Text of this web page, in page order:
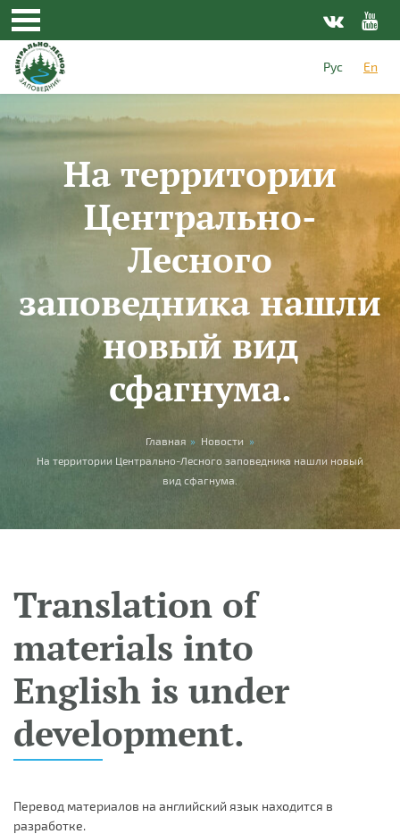
Skip to main content
Рус
En
На территории
Центрально-
Лесного
заповедника нашли
новый вид
сфагнума.
You are here
Главная » Новости »
На территории Центрально-Лесного заповедника нашли новый
вид сфагнума.
Translation of
materials into
English is under
development.
Перевод материалов на английский язык находится в
разработке.